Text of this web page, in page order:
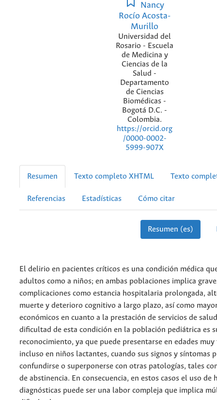
Nancy
Rocío Acosta-
Murillo
Universidad del
Rosario - Escuela
de Medicina y
Ciencias de la
Salud -
Departamento
de Ciencias
Biomédicas -
Bogotá D.C. -
Colombia.
https://orcid.org
/0000-0002-
5999-907X
Resumen Texto completo XHTML Texto
Referencias Estadísticas Cómo citar
Resumen (es)
El delirio en pacientes críticos es una condición médica
adultos como a niños; en ambas poblaciones implica
complicaciones como estancia hospitalaria prolongada,
muerte y deterioro cognitivo a largo plazo, así como
económicos en cuanto a la prestación de servicios de
dificultad de esta condición en la población pediátrica es
reconocimiento, ya que puede presentarse en edades muy
incluso en niños lactantes, cuando sus signos y síntomas
confundirse o superponerse con otras patologías, tales
de abstinencia. En consecuencia, en estos casos el uso de
diagnósticas puede ser una labor compleja que implica